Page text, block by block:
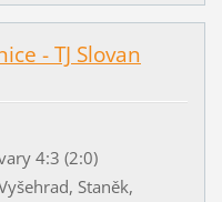
- TJ Slovan
4:3 (2:0)
Staněk,